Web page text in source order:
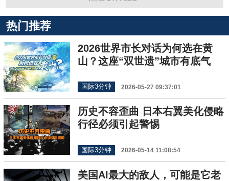
热门推荐
2026世界市长对话为何选在黄
山？这座“双世遗”城市有底气
国际3分钟 2026-05-27 09:37:01
历史不容歪曲 日本右翼美化侵略
行径必须引起警惕
国际3分钟 2026-05-14 11:08:54
美国AI最大的敌人，可能是它老